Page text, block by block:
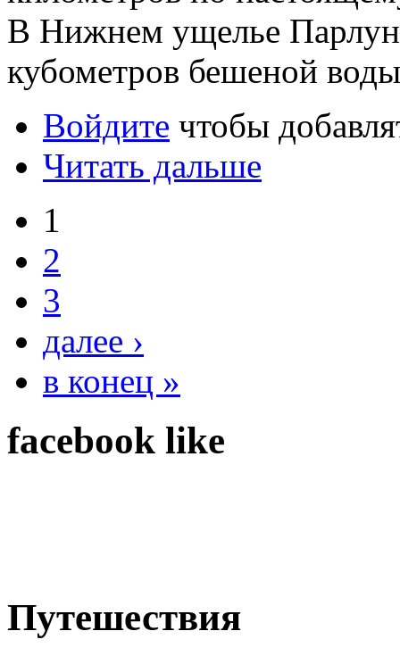
В Нижнем ущелье
кубометров бешеной
Войдите чтобы
Читать дальше
1
2
3
далее ›
в конец »
facebook like
Путешествия